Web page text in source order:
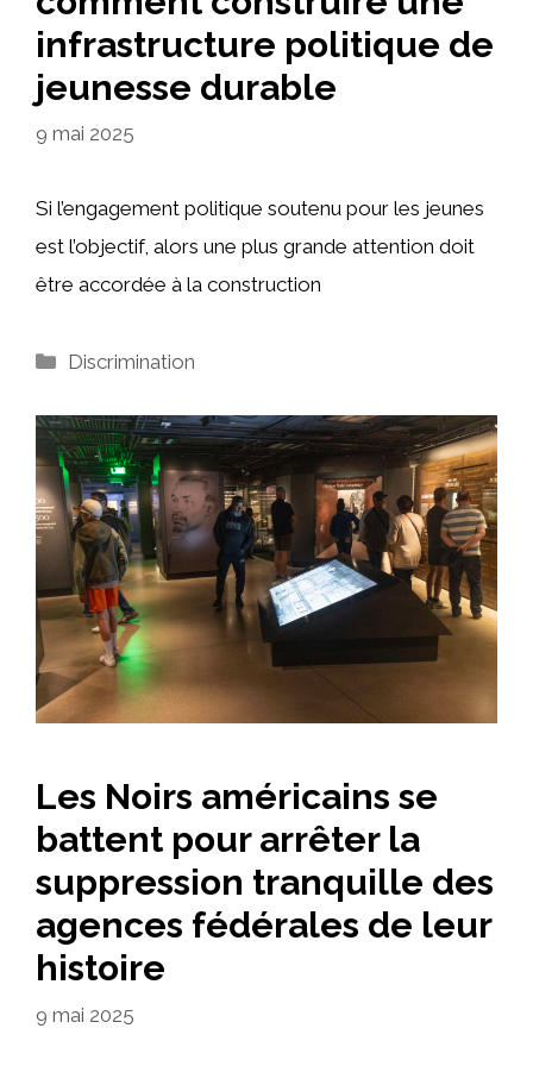
infrastructure politique de
jeunesse durable
9 mai 2025
Si l’engagement politique soutenu pour les jeunes
est l’objectif, alors une plus grande attention doit
être accordée à la construction
Catégories
Discrimination
Les Noirs américains se
battent pour arrêter la
suppression tranquille des
agences fédérales de leur
histoire
9 mai 2025